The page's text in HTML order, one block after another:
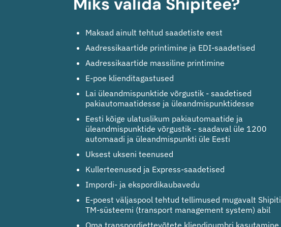
Maksad ainult tehtud saadetiste eest
Aadressikaartide printimine ja EDI-saadetised
Aadressikaartide massiline printimine
E-poe klienditagastused
Lai üleandmispunktide võrgustik - saadetised
pakiautomaatidesse ja üleandmispunktidesse
Eesti kõige ulatuslikum pakiautomaatide ja
üleandmispunktide võrgustik - saadaval üle 1200
automaadi ja üleandmispunkti üle Eesti
Uksest ukseni teenused
Kullerteenused ja Express-saadetised
Impordi- ja ekspordikaubavedu
E-poest väljaspool tehtud tellimused mugavalt Shipiti
TM-süsteemi (transport management system) abil